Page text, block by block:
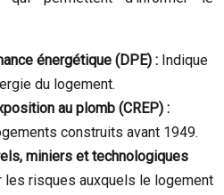
énergétique (DPE) : Indique
du logement.
au plomb (CREP) :
construits avant 1949.
miniers et technologiques
les risques auxquels le logement